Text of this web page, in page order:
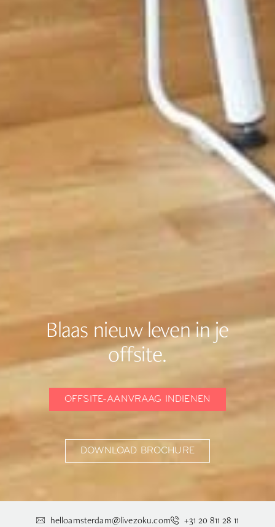
Blaas nieuw leven in je
offsite.
OFFSITE-AANVRAAG INDIENEN
DOWNLOAD BROCHURE
helloamsterdam@livezoku.com +31 20 811 28 11